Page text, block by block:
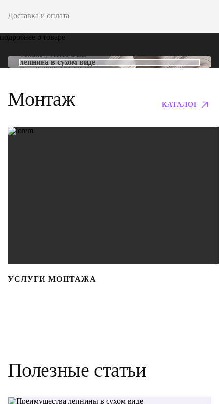
Доставка и оплата
подробнее о товаре
Только уARTPOLE
лепнина в сухом виде
Тел:8 (800) 101-53-00
Монтаж КАТАЛОГ
УСЛУГИ МОНТАЖА
Полезные статьи